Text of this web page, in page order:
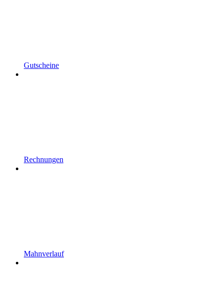
Gutscheine
Rechnungen
Mahnverlauf